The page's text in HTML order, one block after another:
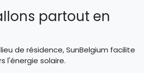
partout en
de résidence, SunBelgium facilite
l'énergie solaire.